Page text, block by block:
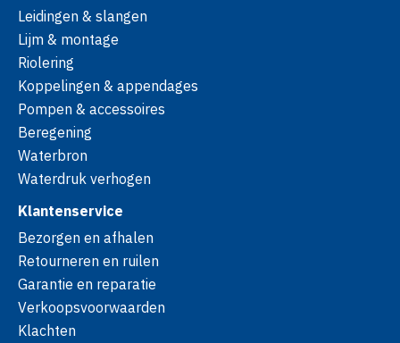
Leidingen & slangen
Lijm & montage
Riolering
Koppelingen & appendages
Pompen & accessoires
Beregening
Waterbron
Waterdruk verhogen
Klantenservice
Bezorgen en afhalen
Retourneren en ruilen
Garantie en reparatie
Verkoopsvoorwaarden
Klachten